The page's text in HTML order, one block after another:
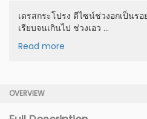
เดรสกระโปรง ดีไซน์ช่วงอกเป็นร
เรียบจนเกินไป ช่วงเอว ...
Read more
OVERVIEW